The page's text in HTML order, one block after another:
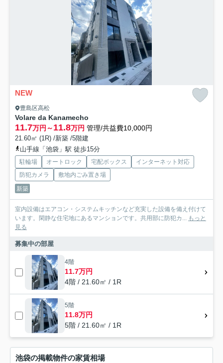
NEW
豊島区高松
Volare da Kanamecho
11.7万円～11.8万円 管理/共益費10,000円
21.60㎡ (1R) /新築 /5階建
山手線「池袋」駅 徒歩15分
駐輪場 オートロック 宅配ボックス
インターネット対応
防犯カメラ
敷地内ごみ置き場
新築
室内設備はエアコン・システムキッチンなど充実した設備を備え付けて
います。閑静な住宅地にあるマンションです。共用部に防犯カ... もっと
見る
募集中の部屋
4階
11.7万円
4階 / 21.60㎡ / 1R
5階
11.8万円
5階 / 21.60㎡ / 1R
池袋の掲載物件の家賃相場